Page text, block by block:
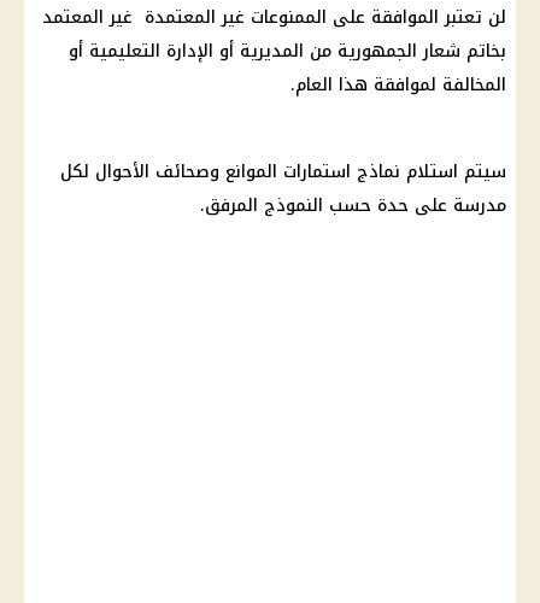
لن تعتبر الموافقة على الممنوعات غير المعتمدة غير المعتمد
بخاتم شعار الجمهورية من المديرية أو الإدارة التعليمية أو
المخالفة لموافقة هذا العام.
سيتم استلام نماذج استمارات الموانع وصحائف الأحوال لكل
مدرسة على حدة حسب النموذج المرفق.